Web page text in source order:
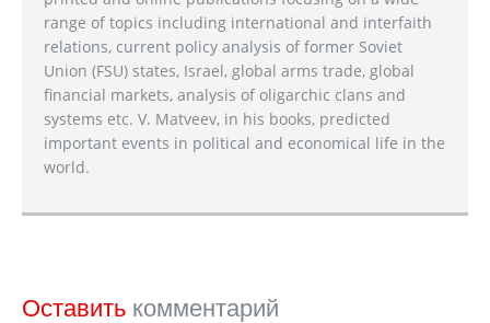
range of topics including international and interfaith
relations, current policy analysis of former Soviet
Union (FSU) states, Israel, global arms trade, global
financial markets, analysis of oligarchic clans and
systems etc. V. Matveev, in his books, predicted
important events in political and economical life in the
world.
Оставить комментарий